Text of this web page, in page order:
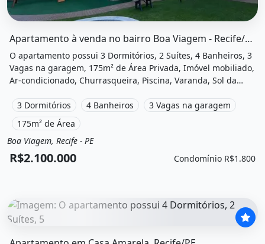
Apartamento à venda no bairro Boa Viagem - Recife/PE, SUL
O apartamento possui 3 Dormitórios, 2 Suítes, 4 Banheiros, 3
Vagas na garagem, 175m² de Área Privada, Imóvel mobiliado,
Ar-condicionado, Churrasqueira, Piscina, Varanda, Sol da
jogos e está localizado em Rua Tenente João Cicero, Recife, Pe
à venda por R$2.100.000 e Condomínio por R$1.800 /Mês.
3 Dormitórios 4 Banheiros
3 Vagas na garagem
175m² de Área
Venda
Apartamento
Boa Viagem, Recife - PE
R$2.100.000 Condomínio R$1.800